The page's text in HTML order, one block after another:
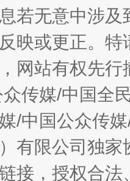
期 从幼
若无意中涉
映或更正。
网站有权先
传媒/中国全
/中国公众传
有限公司独
接，授权合